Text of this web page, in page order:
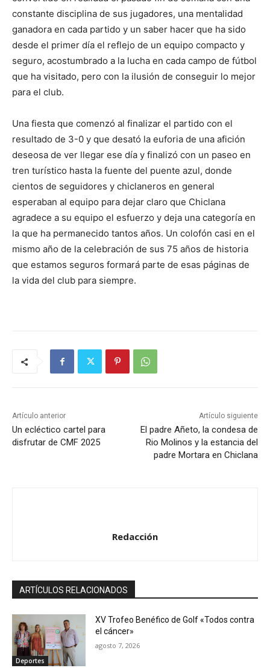
constante disciplina de sus jugadores, una mentalidad
ganadora en cada partido y un saber hacer que ha sido
desde el primer día el reflejo de un equipo compacto y
seguro, acostumbrado a la lucha en cada campo de fútbol
que ha visitado, pero con la ilusión de conseguir lo mejor
para el club.
Una fiesta que comenzó al finalizar el partido con el
resultado de 3-0 y que desató la euforia de una afición
deseosa de ver llegar ese día y finalizó con un paseo en
tren turístico hasta la fuente del puente azul, donde
cientos de seguidores y chiclaneros en general
esperaban al equipo para dejar claro que Chiclana
agradece a su equipo el esfuerzo y deja una categoría en
la que ha permanecido tantos años. Un colofón casi en el
mismo año de la celebración de sus 75 años de historia
que estamos seguros formará parte de esas páginas de
la vida del club para siempre.
Artículo anterior
Un ecléctico cartel para
disfrutar de CMF 2025
Artículo siguiente
El padre Añeto, la condesa de
Rio Molinos y la estancia del
padre Mortara en Chiclana
Redacción
ARTÍCULOS RELACIONADOS
Deportes
XV Trofeo Benéfico de Golf «Todos contra
el cáncer»
agosto 7, 2026